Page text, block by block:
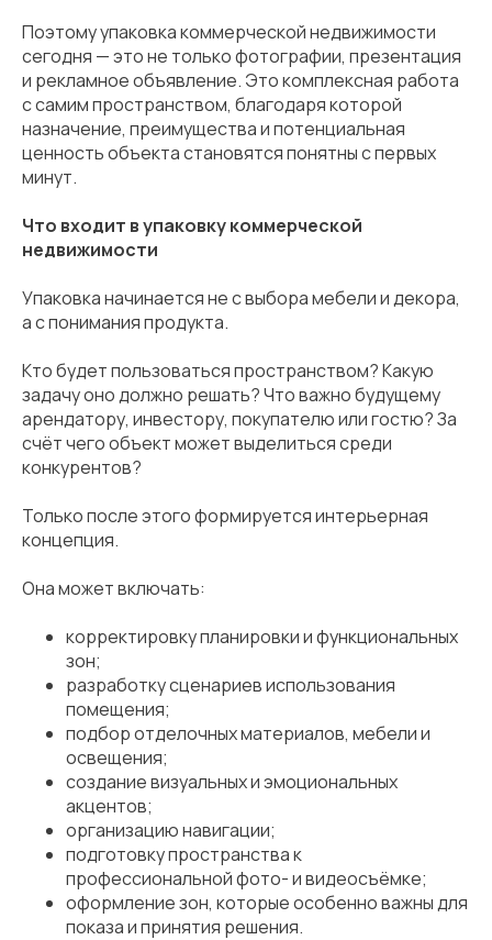
Поэтому упаковка коммерческой недвижимости
сегодня — это не только фотографии, презентация
и рекламное объявление. Это комплексная работа
с самим пространством, благодаря которой
назначение, преимущества и потенциальная
ценность объекта становятся понятны с первых
минут.
Что входит в упаковку коммерческой
недвижимости
Упаковка начинается не с выбора мебели и декора,
а с понимания продукта.
Кто будет пользоваться пространством? Какую
задачу оно должно решать? Что важно будущему
арендатору, инвестору, покупателю или гостю? За
счёт чего объект может выделиться среди
конкурентов?
Только после этого формируется интерьерная
концепция.
Она может включать:
корректировку планировки и функциональных
зон;
разработку сценариев использования
помещения;
подбор отделочных материалов, мебели и
освещения;
создание визуальных и эмоциональных
акцентов;
организацию навигации;
подготовку пространства к
профессиональной фото- и видеосъёмке;
оформление зон, которые особенно важны для
показа и принятия решения.